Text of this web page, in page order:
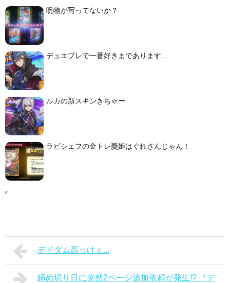
呪物が写ってないか？
デュエプレで一番好きまであります…
ルカの新スキンきちゃー
ラビシェフの金トレ憂姫はぐれさんじゃん！
デドダム高っけぇ...
締め切り日に突然2ページ追加依頼が発生!? 『デ